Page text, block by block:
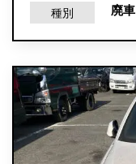
種別 廃車